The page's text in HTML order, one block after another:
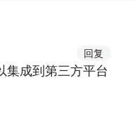
回复
集成到第三方平台